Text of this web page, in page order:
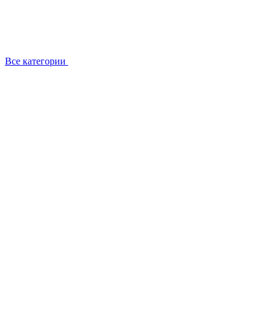
Все категории